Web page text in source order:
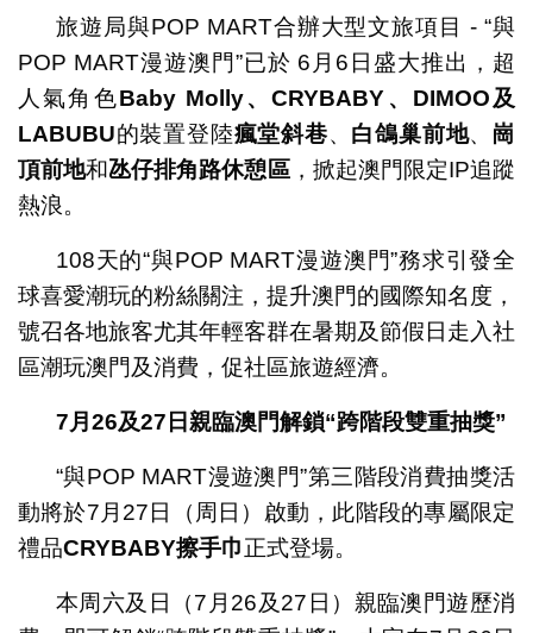
旅遊局與POP MART合辦大型文旅項目 - “與
POP MART漫遊澳門”已於 6月6日盛大推出，超
人氣角色Baby Molly、CRYBABY 、 DIMOO及
LABUBU的裝置登陸瘋堂斜巷、 白鴿巢前地、 崗
頂前地和氹仔排角路休憩區，掀起澳門限定IP追蹤
熱浪。
108天的“與POP MART漫遊澳門”務求引發全
球喜愛潮玩的粉絲關注，提升澳門的國際知名度，
號召各地旅客尤其年輕客群在暑期及節假日走入社
區潮玩澳門及消費，促社區旅遊經濟。
7月 26及27 日親臨澳門解鎖“跨階段雙重抽獎”
“與POP MART漫遊澳門”第三階段消費抽獎活
動將於7月27日（周日）啟動，此階段的專屬限定
禮品CRYBABY擦手巾正式登場。
本周六及日（7月26及27日）親臨澳門遊歷消